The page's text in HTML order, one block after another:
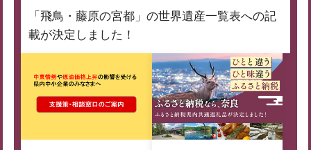
「飛鳥・藤原の宮都」の世界遺産一覧表への記
載が決定しました！